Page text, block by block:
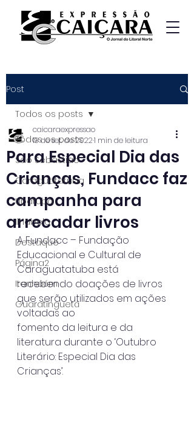
Post
Todos os posts
São Sebastião
Caraguatatuba
Ubatuba
Ilhabela
Destaque
Página2
Itanhaém
Guaratinguetá
Todos os posts
Para Especial Dia das
Crianças, Fundacc faz
campanha para
arrecadar livros
caicaraexpressao
19 de set. de 20221 min de leitura
A Fundacc – Fundação
Educacional e Cultural de
Caraguatatuba está
recebendo doações de livros
que serão utilizados em ações
voltadas ao
fomento da leitura e da
literatura durante o ‘Outubro
Literário: Especial Dia das
Crianças’.